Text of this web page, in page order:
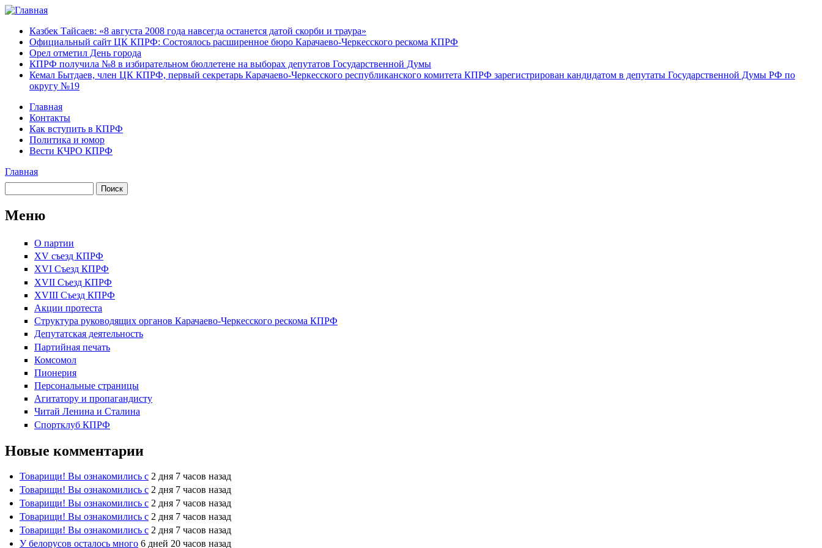
Перейти к основному содержанию
Черкесское
республиканское
отделение
Коммунистической
партии Российской
Федерации
аргументы,
факты
Казбек Тайсаев: «8 августа 2008 года навсегда останется датой скорби и траура»
Официальный сайт ЦК КПРФ: Состоялось расширенное бюро Карачаево-Черкесского рескома КПРФ
Орел отметил День города
КПРФ получила №8 в избирательном бюллетене на выборах депутатов Государственной Думы
Кемал Бытдаев, член ЦК КПРФ, первый секретарь Карачаево-Черкесского республиканского комитета КПРФ зарегистрирован кандидатом в депутаты Государственной Думы РФ по
округу №19
Главное меню
Главная
Контакты
Как вступить в КПРФ
Политика и юмор
Вести КЧРО КПРФ
Вы здесь
Главная
Меню
О партии
XV съезд КПРФ
XVI Съезд КПРФ
XVII Cъезд КПРФ
XVIII Cъезд КПРФ
Акции протеста
Структура руководящих органов Карачаево-Черкесского рескома КПРФ
Депутатская деятельность
Партийная печать
Комсомол
Пионерия
Персональные страницы
Агитатору и пропагандисту
Читай Ленина и Сталина
Спортклуб КПРФ
Новые комментарии
Товарищи! Вы ознакомились с 2 дня 7 часов назад
Товарищи! Вы ознакомились с 2 дня 7 часов назад
Товарищи! Вы ознакомились с 2 дня 7 часов назад
Товарищи! Вы ознакомились с 2 дня 7 часов назад
Товарищи! Вы ознакомились с 2 дня 7 часов назад
У белорусов осталось много 6 дней 20 часов назад